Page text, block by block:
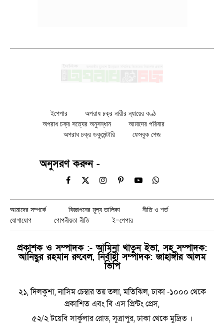
ইপেপার
অপরাধ চক্র নারীর ন্যায়ের কণ্ঠ
অপরাধ চক্র সত্যের অনুসন্ধান
আমাদের পরিবার
অপরাধ চক্র ডকুমেন্টারি
ফেসবুক পেজ
অনুসরণ করুন -
Facebook
X
InstagramPinterestYouTubeWhatsApp
আমাদের সম্পর্কে বিজ্ঞাপনের মূল্য তালিকা
নীতি ও শর্ত
যোগাযোগ
গোপনীয়তা নীতি ই-পেপার
প্রকাশক ও সম্পাদক :- আমিনা খাতুন ইভা, সহ সম্পাদক:
আনিছুর রহমান রুবেল, নির্বাহী সম্পাদক: জাহাঙ্গীর আলম
ভিপি
২১, দিলকুশা, নাসিম চেম্বার তয় তলা, মতিঝিল, ঢাকা -১০০০ থেকে
প্রকাশিত এবং বি এস প্রিন্টং প্রেস,
৫২/২ টয়েবি সার্কুলার রোড, সূত্রাপুর, ঢাকা থেকে মুদ্রিত ।